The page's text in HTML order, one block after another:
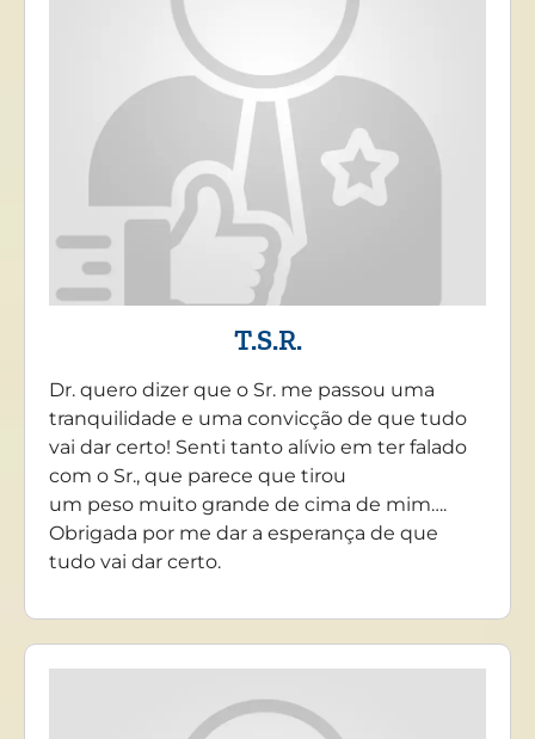
T.S.R.
Dr. quero dizer que o Sr. me passou uma
tranquilidade e uma convicção de que tudo
vai dar certo! Senti tanto alívio em ter falado
com o Sr., que parece que tirou
um peso muito grande de cima de mim….
Obrigada por me dar a esperança de que
tudo vai dar certo.